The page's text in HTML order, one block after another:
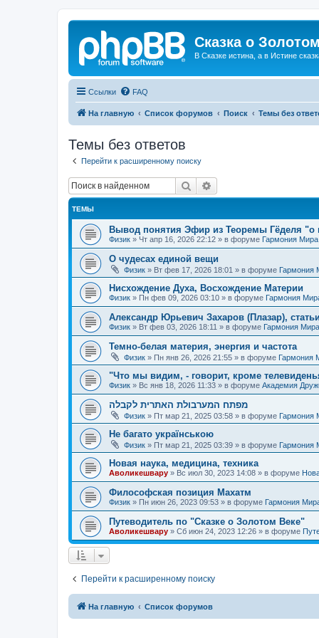
Сказка о
В Сказке истина, а в Истине
Ссылки FAQ
На главную Список форумов Поиск Темы без
Темы без ответов
Перейти к расширенному поиску
Поиск
ТЕМЫ
Вывод понятия Эфир из Теоремы Гёделя "о
Физик » Чт апр 16, 2026 22:12 » в форуме Гармония Мира
О чудесах единой вещи
Физик » Вт фев 17, 2026 18:01 » в форуме Гармония
Нисхождение Духа, Восхождение Материи
Физик » Пн фев 09, 2026 03:10 » в форуме Гармония
Александр Юрьевич Захаров (Плазар), статьи
Физик » Вт фев 03, 2026 18:11 » в форуме Гармония Мира
Темно-белая материя, энергия и частота
Физик » Пн янв 26, 2026 21:55 » в форуме Гармония
"Что мы видим, - говорит, кроме
Физик » Вс янв 18, 2026 11:33 » в форуме Академия
מפתח המערבולת האתרית לקבלה
Физик » Пт мар 21, 2025 03:58 » в форуме Гармония
Не багато українською
Физик » Пт мар 21, 2025 03:39 » в форуме Гармония
Новая наука, медицина, техника
Аволикешвару » Вс июл 30, 2023 14:08 » в форуме
Философская позиция Махатм
Физик » Пн июн 26, 2023 09:53 » в форуме Гармония
Путеводитель по "Сказке о Золотом Веке"
Аволикешвару » Сб июн 24, 2023 12:26 » в форуме
Перейти к расширенному поиску
На главную Список форумов